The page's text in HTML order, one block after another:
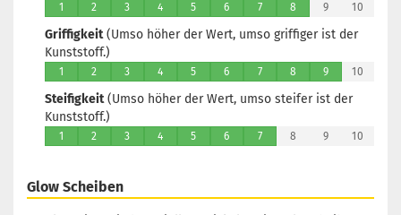
1 2 3 4 5 6 7 8 9 10
Griffigkeit(Umso höher der Wert, umso griffiger ist der
Kunststoff.)
1 2 3 4 5 6 7 8 9 10
Steifigkeit(Umso höher der Wert, umso steifer ist der
Kunststoff.)
1 2 3 4 5 6 7 8 9 10
Glow Scheiben